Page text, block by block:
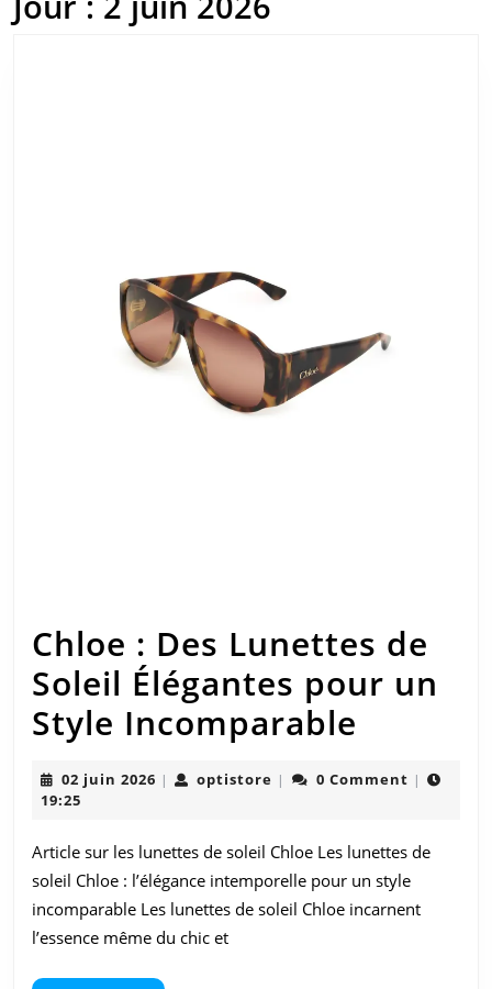
Chloe : Des Lunettes de
Soleil Élégantes pour un
Style Incomparable
Des
de
Soleil
02 juin 2026 02| optistore optistore
| 0 Comment |
19:25
Article sur les lunettes de soleil Chloe Les lunettes de
soleil Chloe : l’élégance intemporelle pour un style
incomparable Les lunettes de soleil Chloe incarnent
l’essence même du chic et